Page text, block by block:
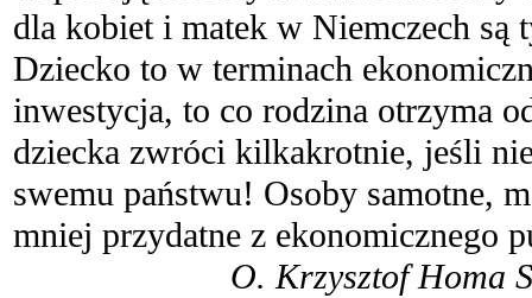
dla kobiet i matek w Niemczech są
Dziecko to w terminach
inwestycja, to co rodzina otrzyma
dziecka zwróci kilkakrotnie, jeśli
swemu państwu! Osoby samotne,
mniej przydatne z ekonomicznego
O. Krzysztof Homa